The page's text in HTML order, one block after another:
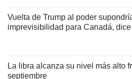
Vuelta de Trump al poder
imprevisibilidad para Canadá,
La libra alcanza su nivel más alto
septiembre